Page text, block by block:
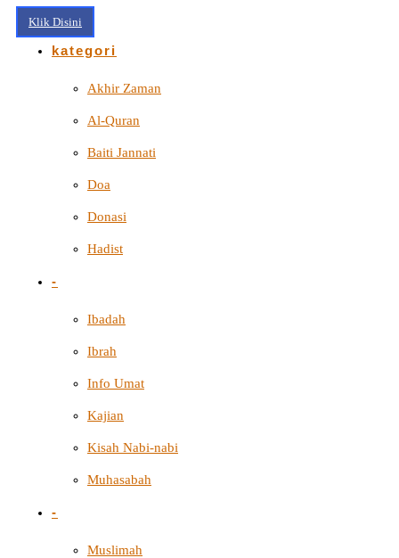
Klik Disini
kategori
Akhir Zaman
Al-Quran
Baiti Jannati
Doa
Donasi
Hadist
-
Ibadah
Ibrah
Info Umat
Kajian
Kisah Nabi-nabi
Muhasabah
-
Muslimah